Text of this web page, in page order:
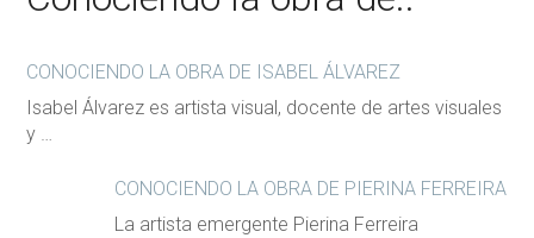
CONOCIENDO LA OBRA DE ISABEL ÁLVAREZ
Isabel Álvarez es artista visual, docente de artes visuales
y …
CONOCIENDO LA OBRA DE PIERINA FERREIRA
La artista emergente Pierina Ferreira